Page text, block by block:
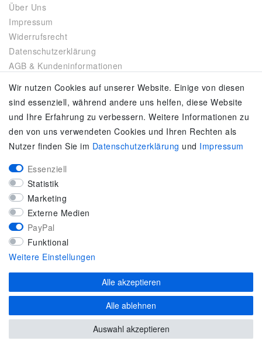
Über Uns
Impressum
Widerrufsrecht
Datenschutzerklärung
AGB & Kundeninformationen
Es gilt unsereDatenschutzerklärung
SERVICE
Kontakt
Zahlung & Versand
Umtausch / Rückgabe
Größenberater
adidas F50
KUNDENSERVICE
Marken-Sportbekleidung & Sportartikel Fachhandel
Kostenloser Versand ab 40 € deutschlandweit
Kostenloser Rückversand deutschlandweit
Versandfertig innerhalb 24h
Zahlung auf Rechnung (via PayPalPlus)
Wir nutzen Cookies auf unserer Website. Einige von diesen
sind essenziell, während andere uns helfen, diese Website
und Ihre Erfahrung zu verbessern. Weitere Informationen zu
den von uns verwendeten Cookies und Ihren Rechten als
Nutzer finden Sie im Daten­schutz­erklärung und Impressum
Essenziell
Statistik
Marketing
Externe Medien
PayPal
Funktional
Weitere Einstellungen
Alle akzeptieren
Alle ablehnen
Auswahl akzeptieren